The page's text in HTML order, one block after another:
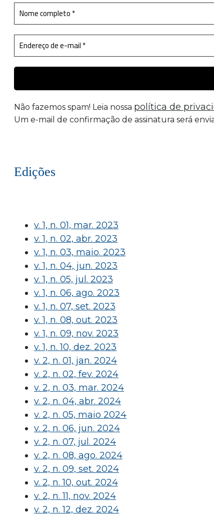
Não fazemos spam! Leia nossa política de
Um e-mail de confirmação de assinatura será
Edições
v. 1, n. 01, mar. 2023
v. 1, n. 02, abr. 2023
v. 1, n. 03, maio. 2023
v. 1, n. 04, jun. 2023
v. 1, n. 05, jul. 2023
v. 1, n. 06, ago. 2023
v. 1, n. 07, set. 2023
v. 1, n. 08, out. 2023
v. 1, n. 09, nov. 2023
v. 1, n. 10, dez. 2023
v. 2, n. 01, jan. 2024
v. 2, n. 02, fev. 2024
v. 2, n. 03, mar. 2024
v. 2, n. 04, abr. 2024
v. 2, n. 05, maio 2024
v. 2, n. 06, jun. 2024
v. 2, n. 07, jul. 2024
v. 2, n. 08, ago. 2024
v. 2, n. 09, set. 2024
v. 2, n. 10, out. 2024
v. 2, n. 11, nov. 2024
v. 2, n. 12, dez. 2024